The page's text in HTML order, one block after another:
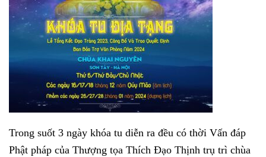
Trong suốt 3 ngày khóa tu diễn ra đều có thời Vấn đáp
Phật pháp của Thượng tọa Thích Đạo Thịnh trụ trì chùa